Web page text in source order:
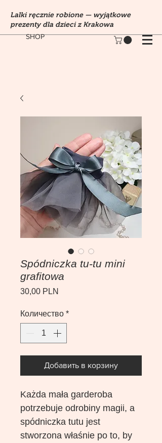
SHOP
Lalki ręcznie robione — wyjątkowe
prezenty dla dzieci z Krakowa
Spódniczka tu-tu mini
grafitowa
30,00 PLN
Количество *
Добавить в корзину
Każda mała garderoba
potrzebuje odrobiny magii, a
spódniczka tutu jest
stworzona właśnie po to, by